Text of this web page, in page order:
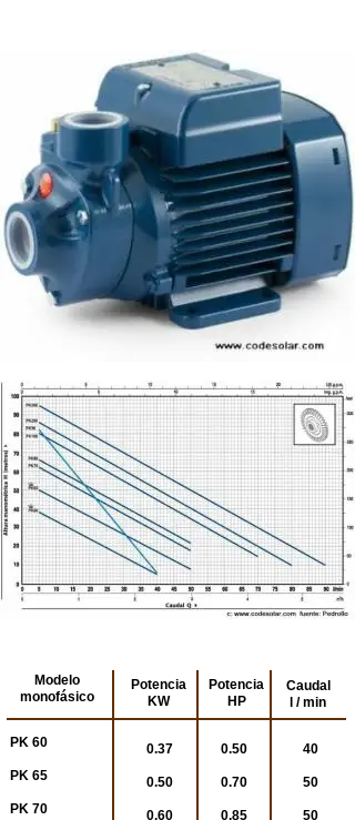
Modelo
monofásico
Potencia
KW
Potencia
HP
Caudal
l / min
PK 60
PK 65
PK 70
0.37
0.50
0.60
0.50
0.70
0.85
40
50
50